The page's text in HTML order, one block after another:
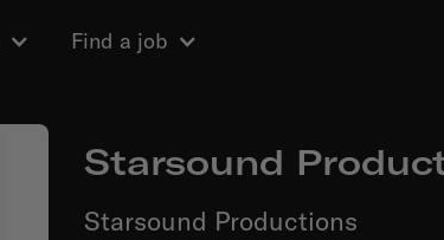
Find a job
Starsound
Starsound Productions